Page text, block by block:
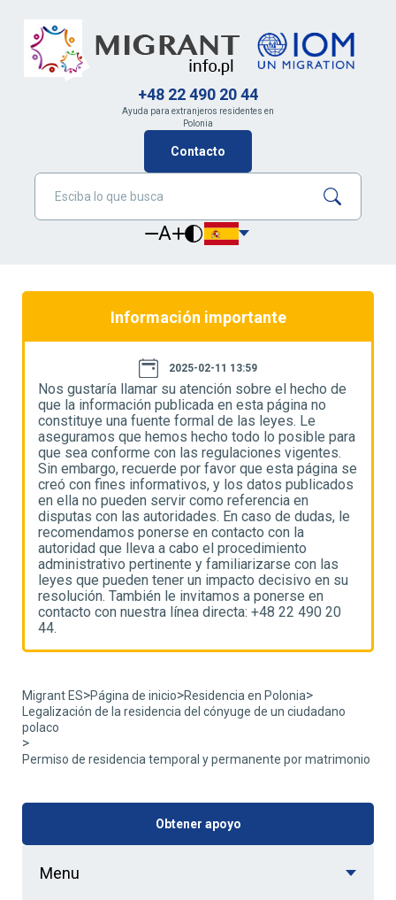
+48 22 490 20 44
Ayuda para extranjeros residentes en
Polonia
Contacto
A
Información importante
2025-02-11 13:59
Nos gustaría llamar su atención sobre el hecho de
que la información publicada en esta página no
constituye una fuente formal de las leyes. Le
aseguramos que hemos hecho todo lo posible para
que sea conforme con las regulaciones vigentes.
Sin embargo, recuerde por favor que esta página se
creó con fines informativos, y los datos publicados
en ella no pueden servir como referencia en
disputas con las autoridades. En caso de dudas, le
recomendamos ponerse en contacto con la
autoridad que lleva a cabo el procedimiento
administrativo pertinente y familiarizarse con las
leyes que pueden tener un impacto decisivo en su
resolución. También le invitamos a ponerse en
contacto con nuestra línea directa: +48 22 490 20
44.
Migrant ES>Página de inicio>Residencia en Polonia>
Legalización de la residencia del cónyuge de un ciudadano
polaco
>
Permiso de residencia temporal y permanente por matrimonio
Obtener apoyo
Menu